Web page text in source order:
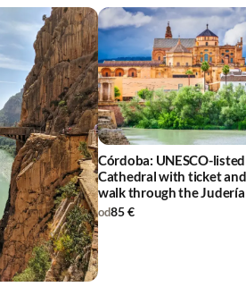
Córdoba: UNESCO-
Cathedral with ticket and
walk through the Judería
od85 €